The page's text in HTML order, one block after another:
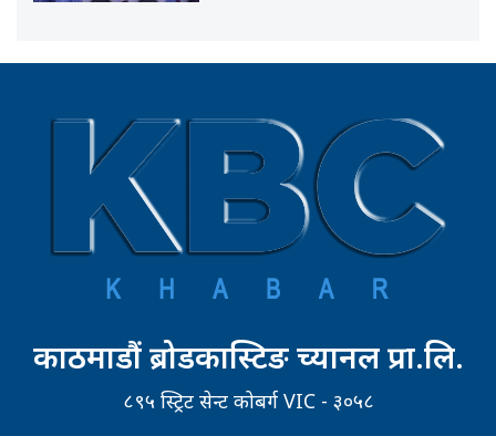
काठमाडौं ब्रोडकास्टिङ च्यानल प्रा.लि.
८९५ स्ट्रिट सेन्ट कोबर्ग VIC - ३०५८